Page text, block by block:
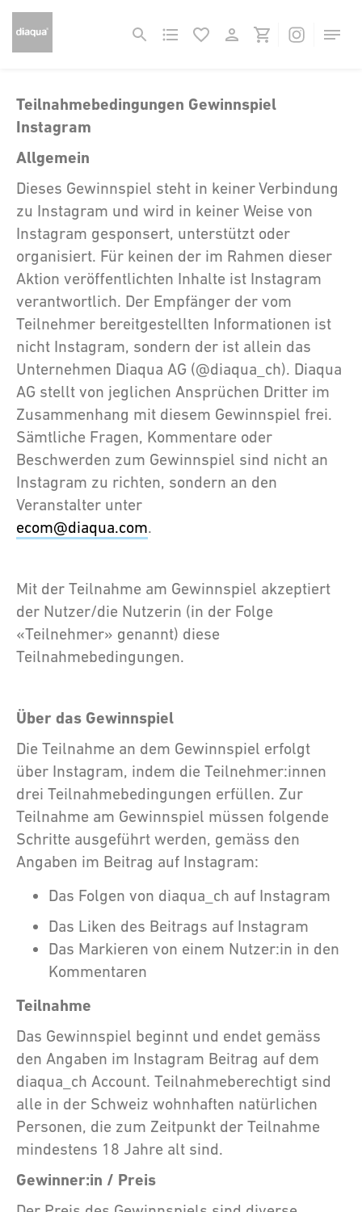
Teilnahmebedingungen Gewinnspiel
Instagram
Allgemein
Dieses Gewinnspiel steht in keiner Verbindung
zu Instagram und wird in keiner Weise von
Instagram gesponsert, unterstützt oder
organisiert. Für keinen der im Rahmen dieser
Aktion veröffentlichten Inhalte ist Instagram
verantwortlich. Der Empfänger der vom
Teilnehmer bereitgestellten Informationen ist
nicht Instagram, sondern der ist allein das
Unternehmen Diaqua AG (@diaqua_ch). Diaqua
AG stellt von jeglichen Ansprüchen Dritter im
Zusammenhang mit diesem Gewinnspiel frei.
Sämtliche Fragen, Kommentare oder
Beschwerden zum Gewinnspiel sind nicht an
Instagram zu richten, sondern an den
Veranstalter unter
ecom@diaqua.com.
Mit der Teilnahme am Gewinnspiel akzeptiert
der Nutzer/die Nutzerin (in der Folge
«Teilnehmer» genannt) diese
Teilnahmebedingungen.
Über das Gewinnspiel
Die Teilnahme an dem Gewinnspiel erfolgt
über Instagram, indem die Teilnehmer:innen
drei Teilnahmebedingungen erfüllen. Zur
Teilnahme am Gewinnspiel müssen folgende
Schritte ausgeführt werden, gemäss den
Angaben im Beitrag auf Instagram:
Das Folgen von diaqua_ch auf Instagram
Das Liken des Beitrags auf Instagram
Das Markieren von einem Nutzer:in in den
Kommentaren
Teilnahme
Das Gewinnspiel beginnt und endet gemäss
den Angaben im Instagram Beitrag auf dem
diaqua_ch Account. Teilnahmeberechtigt sind
alle in der Schweiz wohnhaften natürlichen
Personen, die zum Zeitpunkt der Teilnahme
mindestens 18 Jahre alt sind.
Gewinner:in / Preis